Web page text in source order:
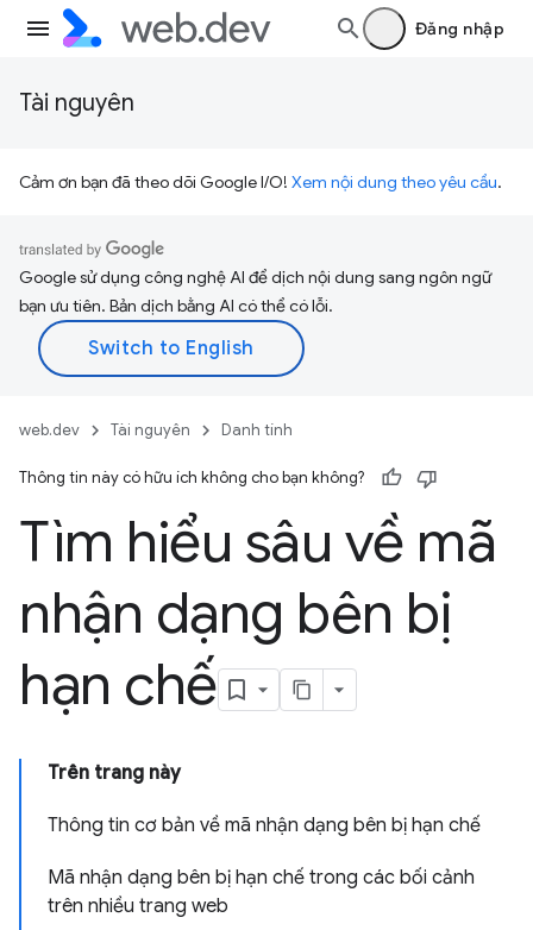
Đăng nhập
Tài nguyên
Cảm ơn bạn đã theo dõi Google I/O! Xem nội dung theo yêu cầu.
Google sử dụng công nghệ AI để dịch nội dung sang ngôn ngữ
bạn ưu tiên. Bản dịch bằng AI có thể có lỗi.
web.dev Tài nguyên Danh tính
Thông tin này có hữu ích không cho bạn không?
Tìm hiểu sâu về mã
nhận dạng bên bị
hạn chế
Trên trang này
Thông tin cơ bản về mã nhận dạng bên bị hạn chế
Mã nhận dạng bên bị hạn chế trong các bối cảnh
trên nhiều trang web